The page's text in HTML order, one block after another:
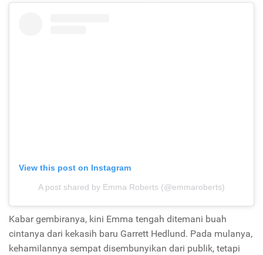
View this post on Instagram
A post shared by Emma Roberts (@emmaroberts)
Kabar gembiranya, kini Emma tengah ditemani buah
cintanya dari kekasih baru Garrett Hedlund. Pada mulanya,
kehamilannya sempat disembunyikan dari publik, tetapi